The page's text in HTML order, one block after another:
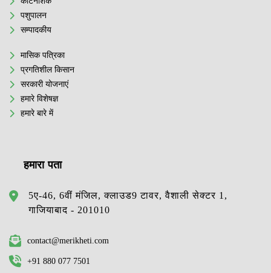
पशुपालन
सम्पादकीय
मासिक पत्रिका
प्रगतिशील किसान
सरकारी योजनाएं
हमारे विशेषज्ञ
हमारे बारे में
हमारा पता
5ए-46, 6वीं मंजिल, क्लाउड9 टावर, वैशाली सेक्टर 1,
गाजियाबाद - 201010
contact@merikheti.com
+91 880 077 7501